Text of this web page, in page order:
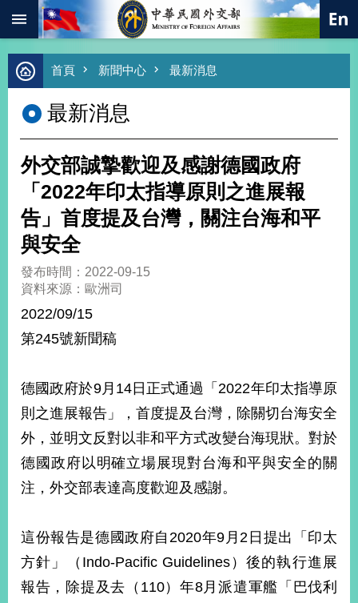
跳到主要內容區塊
進
階
尋
熱
總
合
外
交
價
值
交
濟
日
不
落
國
台
海
護
照
回
首頁 新聞中心 最新消息
最新消息
外交部誠摯歡迎及感謝德國政府
「2022年印太指導原則之進展報
告」首度提及台灣，關注台海和平
與安全
發布時間：2022-09-15
資料來源：歐洲司
2022/09/15
第245號新聞稿
德國政府於9月14日正式通過「2022年印太指導原
則之進展報告」，首度提及台灣，除關切台海安全
外，並明文反對以非和平方式改變台海現狀。對於
德國政府以明確立場展現對台海和平與安全的關
注，外交部表達高度歡迎及感謝。
這份報告是德國政府自2020年9月2日提出「印太
方針」（Indo-Pacific Guidelines）後的執行進展
報告，除提及去（110）年8月派遣軍艦「巴伐利